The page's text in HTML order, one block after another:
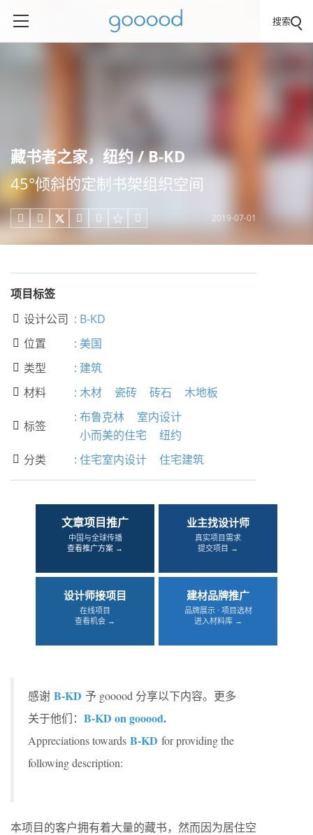
搜索
藏书者之家，纽约 / B-KD
45°倾斜的定制书架组织空间
     2019-07-01
项目标签
 设计公司 : B-KD
 位置 : 美国
 类型 : 建筑
 材料 : 木材 瓷砖 砖石 木地板
 标签
: 布鲁克林
室内设计
小而美的住宅
纽约
 分类 : 住宅室内设计 住宅建筑
文章项目推广
中国与全球传播
查看推广方案 →
业主找设计师
真实项目需求
提交项目 →
设计师接项目
在线项目
查看机会 →
建材品牌推广
品牌展示 · 项目选材
进入材料库 →
感谢 B-KD 予 gooood 分享以下内容。更多
关于他们： B-KD on gooood.
Appreciations towards B-KD for providing the
following description:
本项目的客户拥有着大量的藏书，然而因为居住空